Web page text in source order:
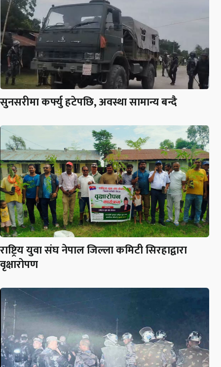
सुनसरीमा कर्फ्यु हटेपछि, अवस्था सामान्य बन्दै
राष्ट्रिय युवा संघ नेपाल जिल्ला कमिटी सिरहाद्वारा
वृक्षारोपण